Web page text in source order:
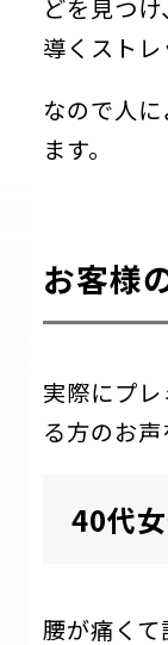
どを見つ
導くストレ
なので人
ます。
お客様
実際にプ
る方のお声
40代
腰が痛く